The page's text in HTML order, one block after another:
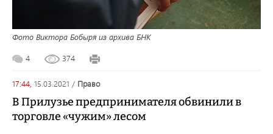
Фото Виктора Бобыря из архива БНК
4 374
17:44, 15.03.2021 / право
В Прилузье предпринимателя обвинили в
торговле «чужим» лесом